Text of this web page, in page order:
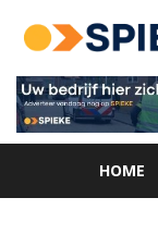
HOME